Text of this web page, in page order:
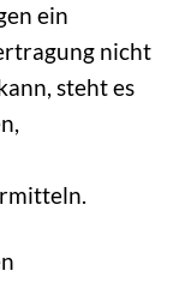
ein
nicht
steht es